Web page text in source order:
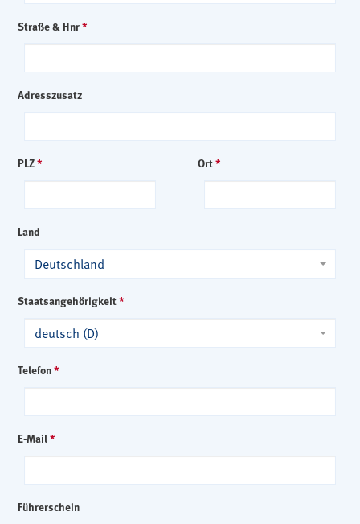
Straße & Hnr*
Adresszusatz
PLZ* Ort*
Land
Deutschland
Staatsangehörigkeit*
deutsch (D)
Telefon*
E-Mail*
Führerschein